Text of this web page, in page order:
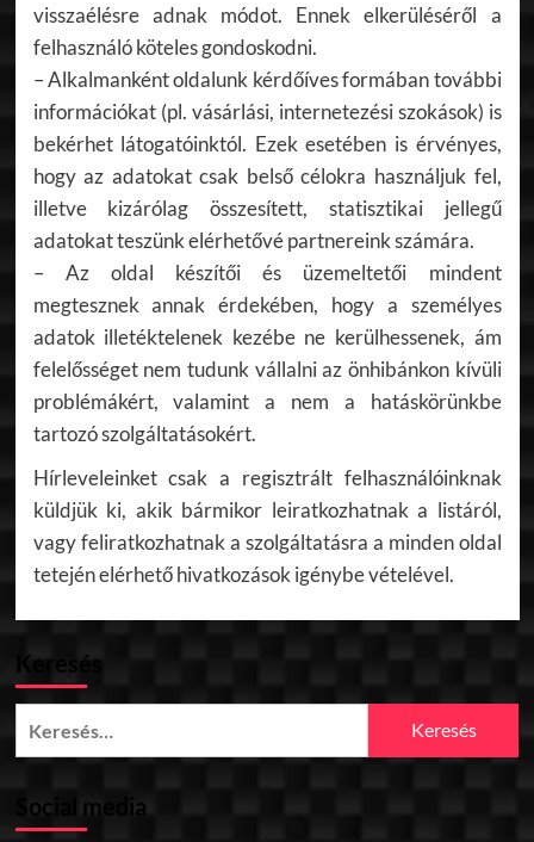
visszaélésre adnak módot. Ennek elkerüléséről a
felhasználó köteles gondoskodni.
– Alkalmanként oldalunk kérdőíves formában további
információkat (pl. vásárlási, internetezési szokások) is
bekérhet látogatóinktól. Ezek esetében is érvényes,
hogy az adatokat csak belső célokra használjuk fel,
illetve kizárólag összesített, statisztikai jellegű
adatokat teszünk elérhetővé partnereink számára.
– Az oldal készítői és üzemeltetői mindent
megtesznek annak érdekében, hogy a személyes
adatok illetéktelenek kezébe ne kerülhessenek, ám
felelősséget nem tudunk vállalni az önhibánkon kívüli
problémákért, valamint a nem a hatáskörünkbe
tartozó szolgáltatásokért.
Hírleveleinket csak a regisztrált felhasználóinknak
küldjük ki, akik bármikor leiratkozhatnak a listáról,
vagy feliratkozhatnak a szolgáltatásra a minden oldal
tetején elérhető hivatkozások igénybe vételével.
Keresés
Social media